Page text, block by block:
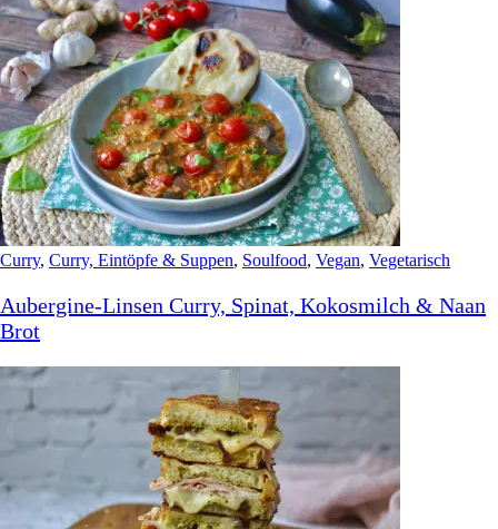
Curry, Curry, Eintöpfe & Suppen, Soulfood, Vegan, Vegetarisch
Aubergine-Linsen Curry, Spinat, Kokosmilch & Naan
Brot